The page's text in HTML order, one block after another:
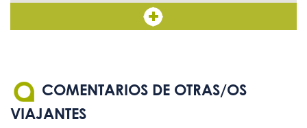
COMENTARIOS DE OTRAS/OS
VIAJANTES